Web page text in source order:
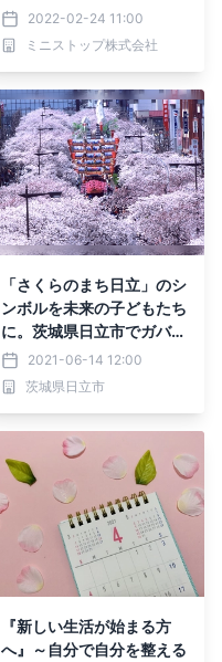
わり香る春の味 SAKUR
A いちごさくらミルク
２月２５日（金）より発売
2022-02-24 11:00
ミニストップ株式会社
「さくらのまち日立」のシ
ンボルを未来の子どもたち
に。茨城県日立市でガバメ
ントクラウドファンディン
グ開始！
2021-06-14 12:00
茨城県日立市
『新しい生活が始まる方
へ』～自分で自分を整える